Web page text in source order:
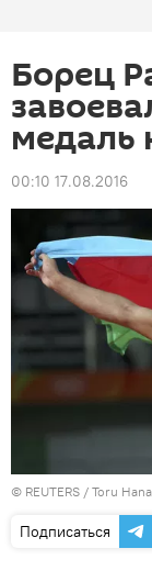
Борец
медаль
00:10 17.08.2016
© REUTERS / Toru
Подписаться